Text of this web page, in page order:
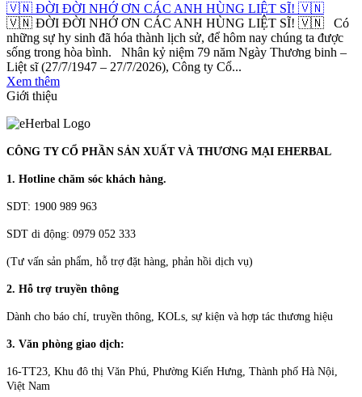
🇻🇳 ĐỜI ĐỜI NHỚ ƠN CÁC ANH HÙNG LIỆT SĨ! 🇻🇳
🇻🇳 ĐỜI ĐỜI NHỚ ƠN CÁC ANH HÙNG LIỆT SĨ! 🇻🇳 Có
những sự hy sinh đã hóa thành lịch sử, để hôm nay chúng ta được
sống trong hòa bình. Nhân kỷ niệm 79 năm Ngày Thương binh –
Liệt sĩ (27/7/1947 – 27/7/2026), Công ty Cổ...
Xem thêm
Giới thiệu
CÔNG TY CỔ PHẦN SẢN XUẤT VÀ THƯƠNG MẠI EHERBAL
1. Hotline chăm sóc khách hàng.
SDT: 1900 989 963
SDT di động: 0979 052 333
(Tư vấn sản phẩm, hỗ trợ đặt hàng, phản hồi dịch vụ)
2. Hỗ trợ truyền thông
Dành cho báo chí, truyền thông, KOLs, sự kiện và hợp tác thương hiệu
3. Văn phòng giao dịch:
16-TT23, Khu đô thị Văn Phú, Phường Kiến Hưng, Thành phố Hà Nội,
Việt Nam